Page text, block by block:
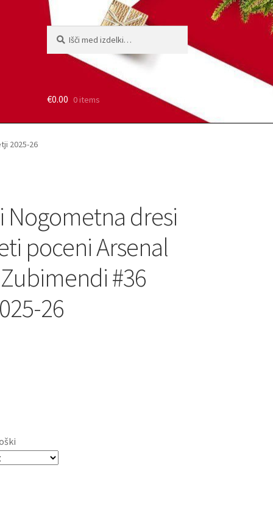
€0.00 0 items
2025-26
Nogometna dresi
poceni Arsenal
#36
26